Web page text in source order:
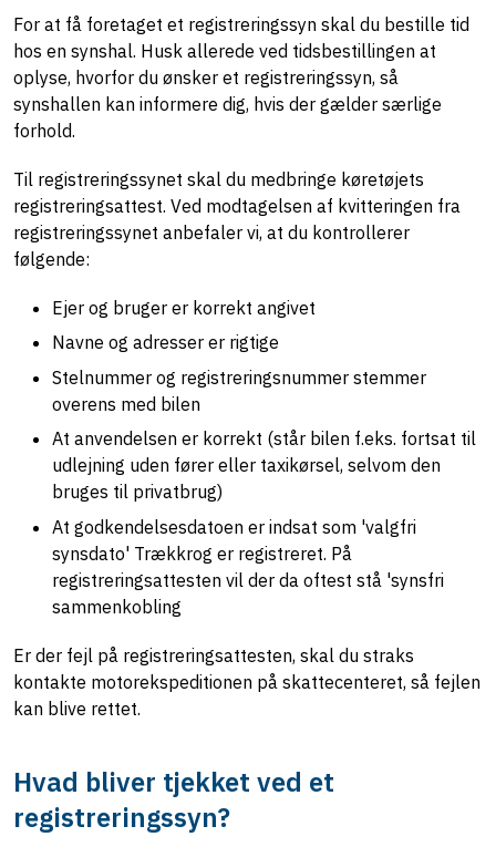
For at få foretaget et registreringssyn skal du bestille tid
hos en synshal. Husk allerede ved tidsbestillingen at
oplyse, hvorfor du ønsker et registreringssyn, så
synshallen kan informere dig, hvis der gælder særlige
forhold.
Til registreringssynet skal du medbringe køretøjets
registreringsattest. Ved modtagelsen af kvitteringen fra
registreringssynet anbefaler vi, at du kontrollerer
følgende:
Ejer og bruger er korrekt angivet
Navne og adresser er rigtige
Stelnummer og registreringsnummer stemmer
overens med bilen
At anvendelsen er korrekt (står bilen f.eks. fortsat til
udlejning uden fører eller taxikørsel, selvom den
bruges til privatbrug)
At godkendelsesdatoen er indsat som 'valgfri
synsdato' Trækkrog er registreret. På
registreringsattesten vil der da oftest stå 'synsfri
sammenkobling
Er der fejl på registreringsattesten, skal du straks
kontakte motorekspeditionen på skattecenteret, så fejlen
kan blive rettet.
Hvad bliver tjekket ved et
registreringssyn?